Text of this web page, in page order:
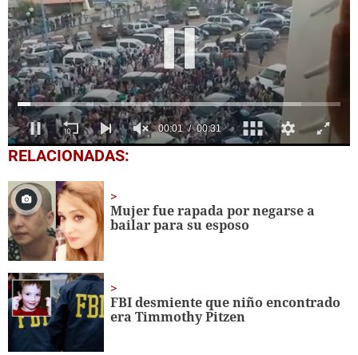
0
seconds
31
seconds
RELACIONADAS:
Mujer fue rapada por negarse a
bailar para su esposo
FBI desmiente que niño encontrado
era Timmothy Pitzen